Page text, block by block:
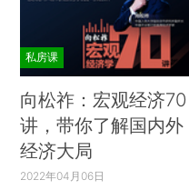
私房课
向松祚：宏观经济70
讲，带你了解国内外
经济大局
2022年04月06日